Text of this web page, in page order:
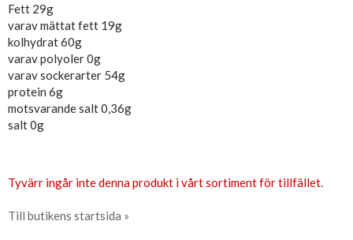
Fett 29g
varav mättat fett 19g
kolhydrat 60g
varav polyoler 0g
varav sockerarter 54g
protein 6g
motsvarande salt 0,36g
salt 0g
Tyvärr ingår inte denna produkt i vårt sortiment för tillfället.
Till butikens startsida »